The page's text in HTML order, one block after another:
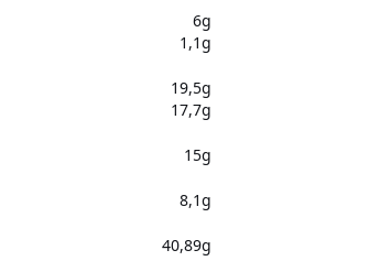
6g
1,1g
19,5g
17,7g
15g
8,1g
40,89g